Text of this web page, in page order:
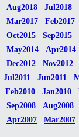
Aug2018 Jul2018
Mar2017 Feb2017
Oct2015 Sep2015
May2014 Apr2014
Dec2012 Nov2012
Jul2011 Jun2011
Feb2010 Jan2010
Sep2008 Aug2008
Apr2007 Mar2007